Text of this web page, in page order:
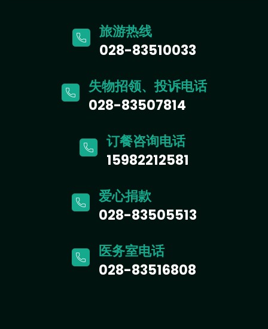
旅游热线
028-83510033
失物招领、投诉电话
028-83507814
订餐咨询电话
15982212581
爱心捐款
028-83505513
医务室电话
028-83516808